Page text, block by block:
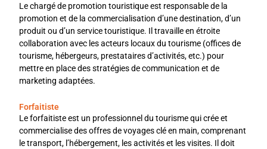
Le chargé de promotion touristique est responsable de la
promotion et de la commercialisation d’une destination, d’un
produit ou d’un service touristique. Il travaille en étroite
collaboration avec les acteurs locaux du tourisme (offices de
tourisme, hébergeurs, prestataires d’activités, etc.) pour
mettre en place des stratégies de communication et de
marketing adaptées.
Forfaitiste
Le forfaitiste est un professionnel du tourisme qui crée et
commercialise des offres de voyages clé en main, comprenant
le transport, l’hébergement, les activités et les visites. Il doit